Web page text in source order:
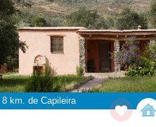
8 km. de Capileira